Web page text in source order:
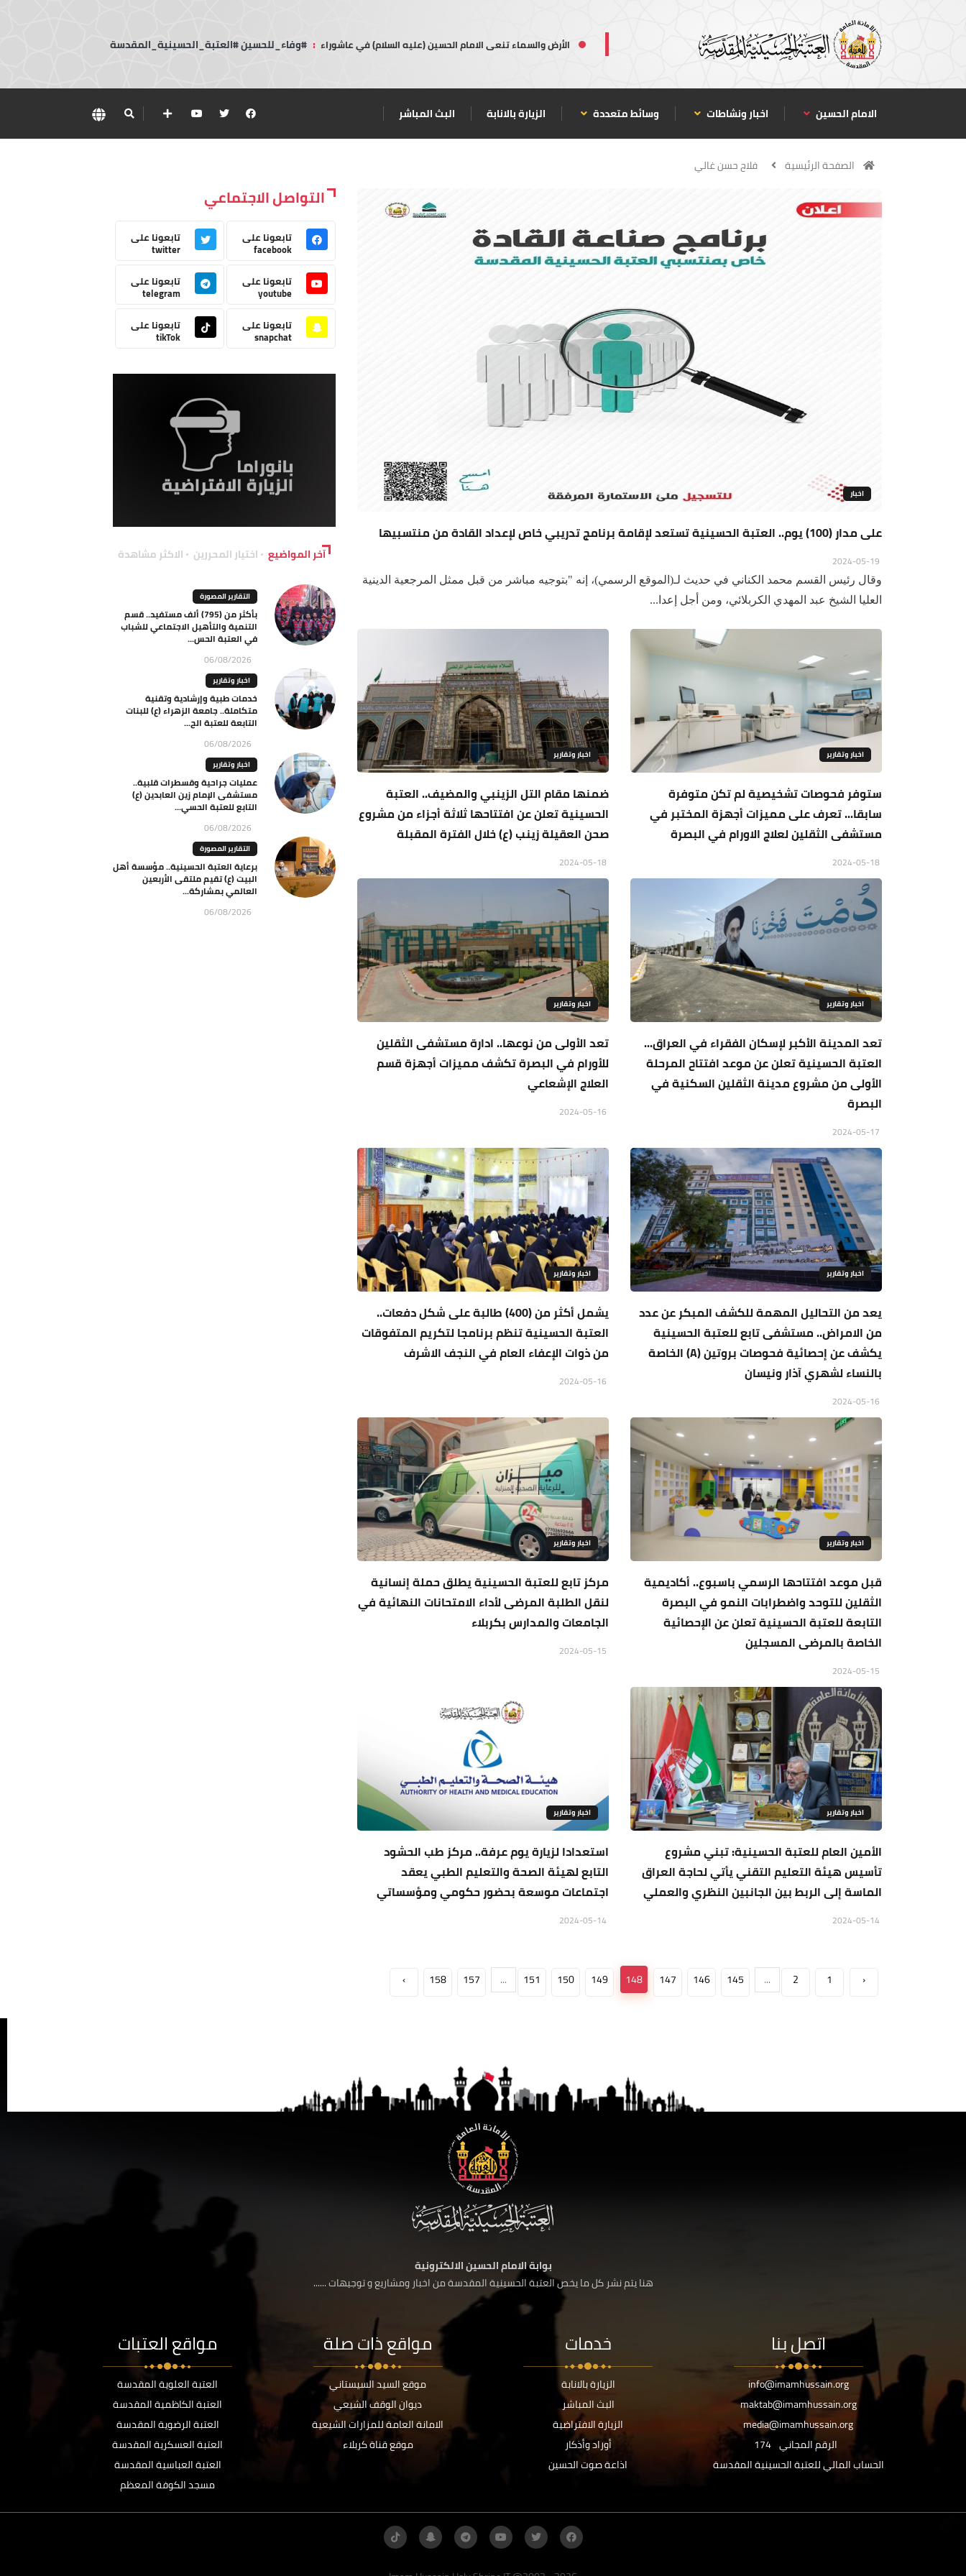
الأرض والسماء تنعى الامام الحسين (عليه السلام) في عاشوراء : #وفاء_للحسين #العتبة_الحسينية_المقدسة
الامام الحسين اخبار ونشاطات وسائط متعددة الزيارة بالانابة البث المباشر
الصفحة الرئيسية فلاح حسن غالي
اخبار
على مدار (100) يوم.. العتبة الحسينية تستعد لإقامة برنامج تدريبي خاص لإعداد القادة من منتسبيها
وقال رئيس القسم محمد الكناني في حديث لـ(الموقع الرسمي)، إنه "بتوجيه مباشر من قبل ممثل المرجعية الدينية
العليا الشيخ عبد المهدي الكربلائي، ومن أجل إعدا...
اخبار وتقارير
ستوفر فحوصات تشخيصية لم تكن متوفرة
سابقا... تعرف على مميزات أجهزة المختبر في
مستشفى الثقلين لعلاج الاورام في البصرة
اخبار وتقارير
ضمنها مقام التل الزينبي والمضيف.. العتبة
الحسينية تعلن عن افتتاحها ثلاثة أجزاء من مشروع
صحن العقيلة زينب (ع) خلال الفترة المقبلة
اخبار وتقارير
تعد المدينة الأكبر لإسكان الفقراء في العراق...
العتبة الحسينية تعلن عن موعد افتتاح المرحلة
الأولى من مشروع مدينة الثقلين السكنية في
البصرة
اخبار وتقارير
تعد الأولى من نوعها.. ادارة مستشفى الثقلين
للأورام في البصرة تكشف مميزات أجهزة قسم
العلاج الإشعاعي
اخبار وتقارير
يعد من التحاليل المهمة للكشف المبكر عن عدد
من الامراض.. مستشفى تابع للعتبة الحسينية
يكشف عن إحصائية فحوصات بروتين (A) الخاصة
بالنساء لشهري آذار ونيسان
اخبار وتقارير
يشمل أكثر من (400) طالبة على شكل دفعات..
العتبة الحسينية تنظم برنامجا لتكريم المتفوقات
من ذوات الإعفاء العام في النجف الاشرف
اخبار وتقارير
قبل موعد افتتاحها الرسمي باسبوع.. أكاديمية
الثقلين للتوحد واضطرابات النمو في البصرة
التابعة للعتبة الحسينية تعلن عن الإحصائية
الخاصة بالمرضى المسجلين
اخبار وتقارير
مركز تابع للعتبة الحسينية يطلق حملة إنسانية
لنقل الطلبة المرضى لأداء الامتحانات النهائية في
الجامعات والمدارس بكربلاء
اخبار وتقارير
الأمين العام للعتبة الحسينية: تبني مشروع
تأسيس هيئة التعليم التقني يأتي لحاجة العراق
الماسة إلى الربط بين الجانبين النظري والعملي
اخبار وتقارير
استعدادا لزيارة يوم عرفة.. مركز طب الحشود
التابع لهيئة الصحة والتعليم الطبي يعقد
اجتماعات موسعة بحضور حكومي ومؤسساتي
‹
1
2
...
145
146
147
148
149
150
151
...
157
158
›
التواصل الاجتماعي
تابعونا على
facebook
تابعونا على
twitter
تابعونا على
youtube
تابعونا على
telegram
تابعونا على
snapchat
تابعونا على
tikTok
آخر المواضيع اختيار المحررين الاكثر مشاهدة
التقارير المصورة
بأكثر من (795) ألف مستفيد.. قسم
التنمية والتأهيل الاجتماعي للشباب
في العتبة الحس...
06/08/2026
اخبار وتقارير
خدمات طبية وإرشادية وتقنية
متكاملة.. جامعة الزهراء (ع) للبنات
التابعة للعتبة الح...
06/08/2026
اخبار وتقارير
عمليات جراحية وقسطرات قلبية..
مستشفى الإمام زين العابدين (ع)
التابع للعتبة الحسي...
06/08/2026
التقارير المصورة
برعاية العتبة الحسينية.. مؤسسة أهل
البيت (ع) تقيم ملتقى الأربعين
العالمي بمشاركة...
06/08/2026
بوابة الامام الحسين الالكترونية
هنا يتم نشر كل ما يخص العتبة الحسينية المقدسة من اخبار ومشاريع و توجيهات ......
اتصل بنا
info@imamhussain.org
maktab@imamhussain.org
media@imamhussain.org
الرقم المجاني 174
الحساب المالي للعتبة الحسينية المقدسة
خدمات
الزيارة بالانابة
البث المباشر
الزيارة الافتراضية
أوراد وأذكار
اذاعة صوت الحسين
مواقع ذات صلة
موقع السيد السيستاني
ديوان الوقف الشيعي
الامانة العامة للمزارات الشيعية
موقع قناة كربلاء
مواقع العتبات
العتبة العلوية المقدسة
العتبة الكاظمية المقدسة
العتبة الرضوية المقدسة
العتبة العسكرية المقدسة
العتبة العباسية المقدسة
مسجد الكوفة المعظم